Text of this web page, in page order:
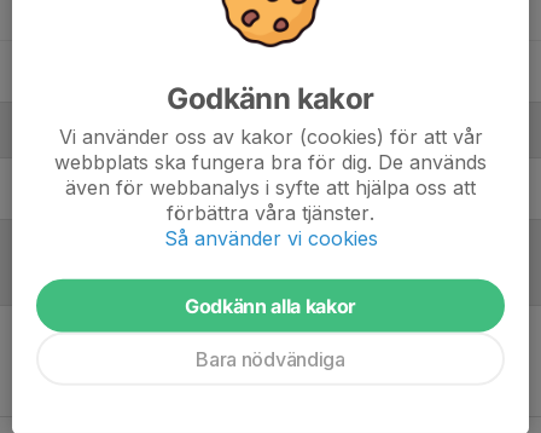
Ledare
Michael CorsiniHuvudtränare
Referat
Inget referat skrivet
Godkänn kakor
Vi använder oss av kakor (cookies) för att vår
webbplats ska fungera bra för dig. De används
även för webbanalys i syfte att hjälpa oss att
förbättra våra tjänster.
Så använder vi cookies
Godkänn alla kakor
Bara nödvändiga